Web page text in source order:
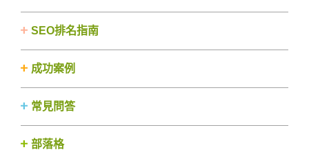
SEO排名指南
成功案例
常見問答
部落格